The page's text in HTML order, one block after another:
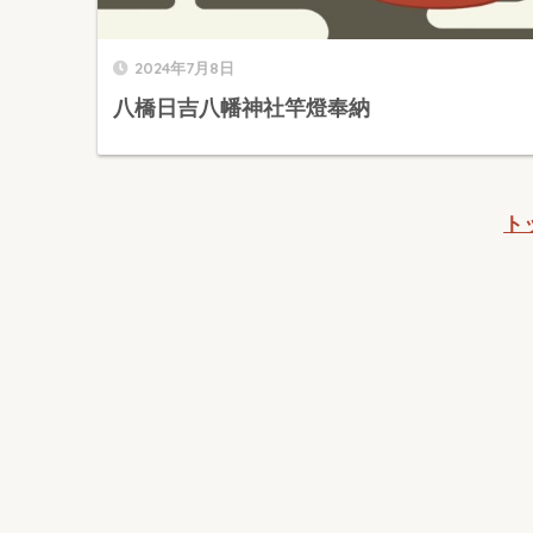
2024年7月8日
八橋日吉八幡神社竿燈奉納